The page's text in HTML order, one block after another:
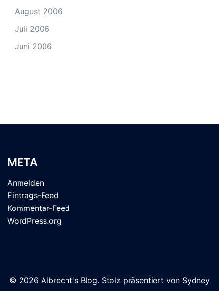
August 2006
Juli 2006
Juni 2006
META
Anmelden
Eintrags-Feed
Kommentar-Feed
WordPress.org
© 2026 Albrecht's Blog. Stolz präsentiert von Sydney